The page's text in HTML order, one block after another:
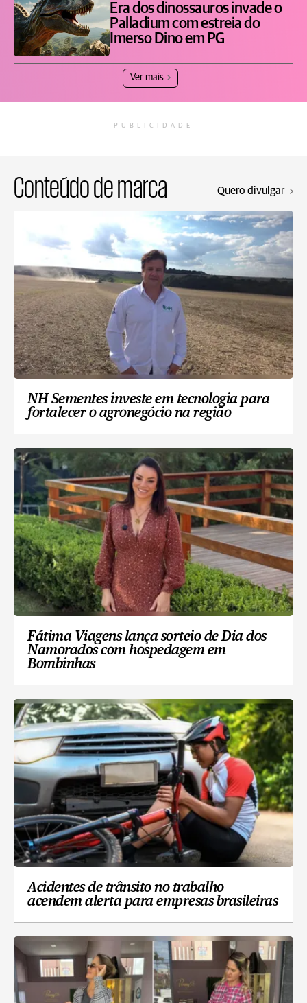
Era dos dinossauros invade o
Palladium com estreia do
Imerso Dino em PG
Ver mais
PUBLICIDADE
Conteúdo de marca Quero divulgar
NH Sementes investe em tecnologia para
fortalecer o agronegócio na região
Fátima Viagens lança sorteio de Dia dos
Namorados com hospedagem em
Bombinhas
Acidentes de trânsito no trabalho
acendem alerta para empresas brasileiras